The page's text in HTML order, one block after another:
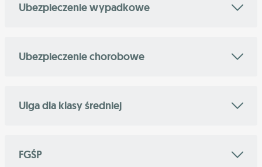
Ubezpieczenie wypadkowe
Ubezpieczenie chorobowe
Ulga dla klasy średniej
FGŚP